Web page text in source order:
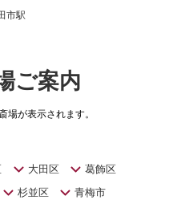
市駅
ご案内
場が表示されます。
大田区
葛飾区
杉並区
青梅市